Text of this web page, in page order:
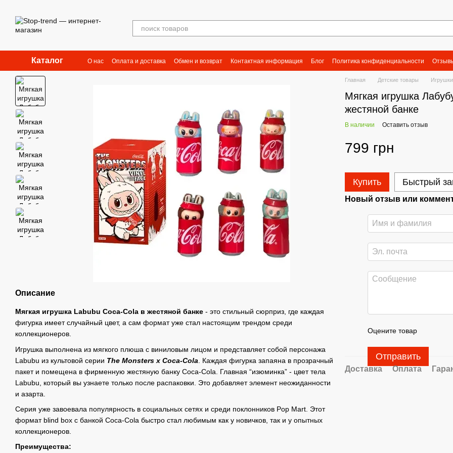
Каталог О нас Оплата и доставка Обмен и возврат Контактная информация Блог Политика конфиденциальности
Описание
Мягкая игрушка Labubu Coca-Cola в жестяной банке - это стильный сюрприз, где каждая
фигурка имеет случайный цвет, а сам формат уже стал настоящим трендом среди
коллекционеров.
Игрушка выполнена из мягкого плюша с виниловым лицом и представляет собой персонажа
Labubu из культовой серии The Monsters x Coca-Cola . Каждая фигурка запаяна в прозрачный
пакет и помещена в фирменную жестяную банку Coca-Cola. Главная “изюминка” - цвет тела
Labubu, который вы узнаете только после распаковки. Это добавляет элемент неожиданности
и азарта.
Серия уже завоевала популярность в социальных сетях и среди поклонников Pop Mart. Этот
формат blind box с банкой Coca-Cola быстро стал любимым как у новичков, так и у опытных
коллекционеров.
Преимущества:
Главная Детские товары Игрушки
Мягкая игрушка
жестяной банке
В наличии Оставить отзыв
799 грн
Купить Быстрый
Новый отзыв или
Оцените товар
Отправить
Доставка Оплата